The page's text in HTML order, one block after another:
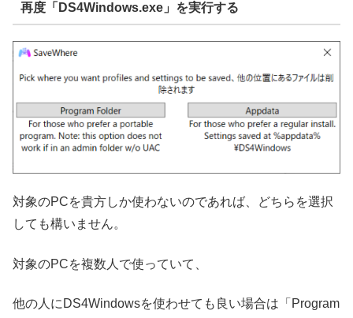
再度「DS4Windows.exe」を実行する
対象のPCを貴方しか使わないのであれば、どちらを選択
しても構いません。
対象のPCを複数人で使っていて、
他の人にDS4Windowsを使わせても良い場合は「Program